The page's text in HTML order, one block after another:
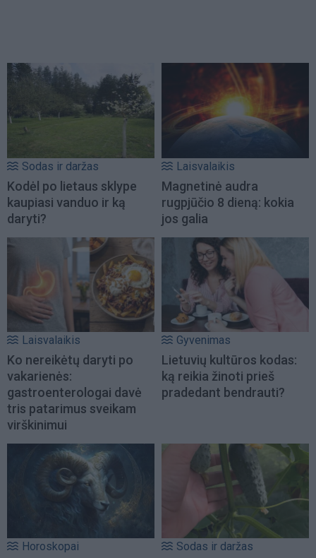
Sodas ir daržas
Kodėl po lietaus sklype
kaupiasi vanduo ir ką
daryti?
Laisvalaikis
Magnetinė audra
rugpjūčio 8 dieną: kokia
jos galia
Laisvalaikis
Ko nereikėtų daryti po
vakarienės:
gastroenterologai davė
tris patarimus sveikam
virškinimui
Gyvenimas
Lietuvių kultūros kodas:
ką reikia žinoti prieš
pradedant bendrauti?
Horoskopai Sodas ir daržas